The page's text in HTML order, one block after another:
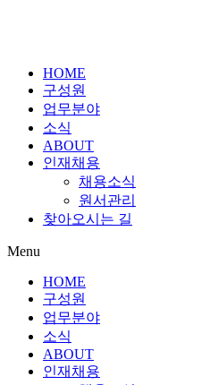
HOME
구성원
업무분야
소식
ABOUT
인재채용
채용소식
원서관리
찾아오시는 길
Menu
HOME
구성원
업무분야
소식
ABOUT
인재채용